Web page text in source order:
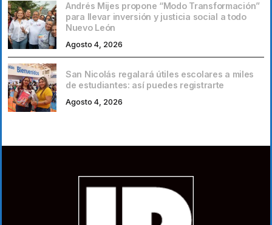
Andrés Mijes propone “Modo Transformación”
para llevar inversión y justicia social a todo
Nuevo León
Agosto 4, 2026
San Nicolás regalará útiles escolares a miles
de estudiantes: así puedes registrarte
Agosto 4, 2026